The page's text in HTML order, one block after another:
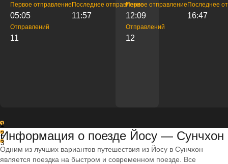
Первое отправление
05:05
Последнее отправление
11:57
Отправлений
11
Первое отправление
12:09
Последнее
16:47
Отправлений
12
1
2
3
Информация о поезде Йосу — Сунчхон
Одним из лучших вариантов путешествия из Йосу в Сунчхон
является поездка на быстром и современном поезде. Все